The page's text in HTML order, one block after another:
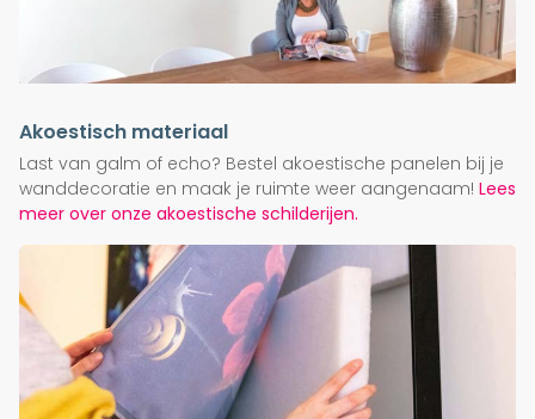
Akoestisch materiaal
Last van galm of echo? Bestel akoestische panelen bij je
wanddecoratie en maak je ruimte weer aangenaam! Lees
meer over onze akoestische schilderijen.